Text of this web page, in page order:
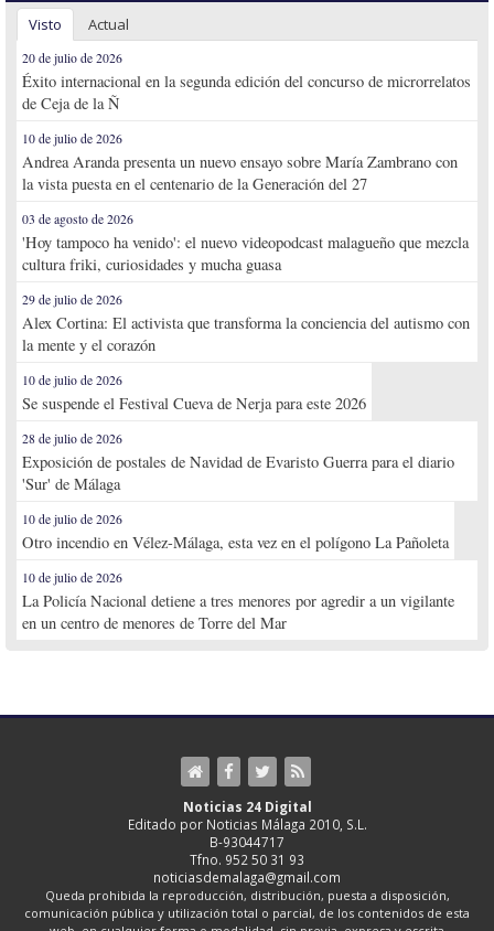
Visto Actual
20 de julio de 2026
Éxito internacional en la segunda edición del concurso de microrrelatos
de Ceja de la Ñ
10 de julio de 2026
Andrea Aranda presenta un nuevo ensayo sobre María Zambrano con
la vista puesta en el centenario de la Generación del 27
03 de agosto de 2026
'Hoy tampoco ha venido': el nuevo videopodcast malagueño que mezcla
cultura friki, curiosidades y mucha guasa
29 de julio de 2026
Alex Cortina: El activista que transforma la conciencia del autismo con
la mente y el corazón
10 de julio de 2026
Se suspende el Festival Cueva de Nerja para este 2026
28 de julio de 2026
Exposición de postales de Navidad de Evaristo Guerra para el diario
'Sur' de Málaga
10 de julio de 2026
Otro incendio en Vélez-Málaga, esta vez en el polígono La Pañoleta
10 de julio de 2026
La Policía Nacional detiene a tres menores por agredir a un vigilante
en un centro de menores de Torre del Mar
Noticias 24 Digital
Editado por Noticias Málaga 2010, S.L.
B-93044717
Tfno. 952 50 31 93
noticiasdemalaga@gmail.com
Queda prohibida la reproducción, distribución, puesta a disposición,
comunicación pública y utilización total o parcial, de los contenidos de esta